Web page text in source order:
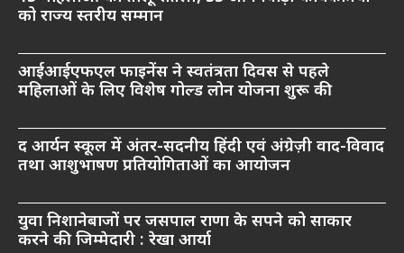
को राज्य स्तरीय सम्मान
आईआईएफएल फाइनेंस ने स्वतंत्रता दिवस से पहले
महिलाओं के लिए विशेष गोल्ड लोन योजना शुरू की
द आर्यन स्कूल में अंतर-सदनीय हिंदी एवं अंग्रेज़ी वाद-विवाद
तथा आशुभाषण प्रतियोगिताओं का आयोजन
युवा निशानेबाजों पर जसपाल राणा के सपने को साकार
करने की जिम्मेदारी : रेखा आर्या